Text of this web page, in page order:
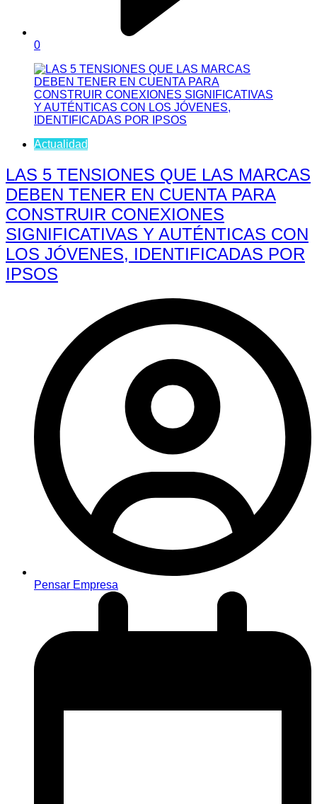
0
Actualidad
LAS 5 TENSIONES QUE LAS MARCAS
DEBEN TENER EN CUENTA PARA
CONSTRUIR CONEXIONES
SIGNIFICATIVAS Y AUTÉNTICAS CON
LOS JÓVENES, IDENTIFICADAS POR
IPSOS
Pensar Empresa